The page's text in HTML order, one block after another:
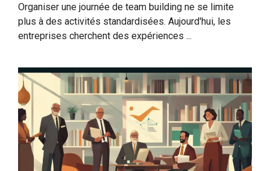
Organiser une journée de team building ne se limite
plus à des activités standardisées. Aujourd'hui, les
entreprises cherchent des expériences ...